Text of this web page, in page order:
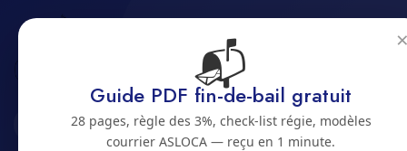
Expertise humidite et moisissures
Jura bernois Bienne
2500 · JURA BERNOIS
📬
Guide PDF fin-de-bail gratuit
28 pages, règle des 3%, check-list régie, modèles
courrier ASLOCA — reçu en 1 minute.